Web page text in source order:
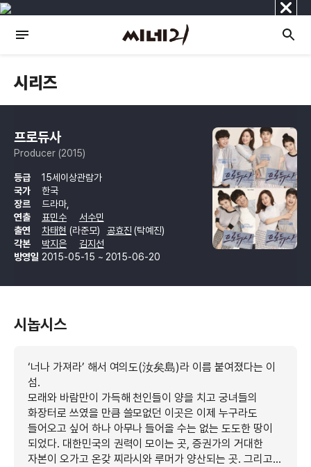
닫
기
시리즈
프로듀사
Producer (2015)
등급
15세이상관람가
국가
한국
장르
드라마,
연출
표민수
서수민
출연
차태현 (라준모) 공효진 (탁예진)
각본
박지은
김지선
방영일 2015-05-15 ~ 2015-06-20
시놉시스
‘너나 가져라’ 해서 여의도(汝矣島)라 이름 붙여졌다는 이
섬.
모래와 바람만이 가득해 천인들이 양을 치고 궁녀들의
화장터로 쓰였을 만큼 쓸모없던 이곳은 이제 누구라도
들어오고 싶어 하나 아무나 들어올 수는 없는 도도한 땅이
되었다. 대한민국의 권력이 모이는 곳, 증권가의 거대한
자본이 오가고 온갖 찌라시와 루머가 양산되는 곳. 그리고...